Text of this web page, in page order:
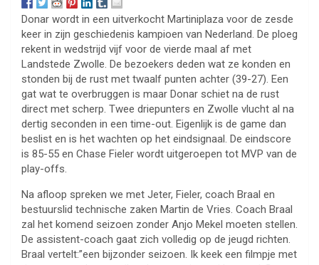
Donar wordt in een uitverkocht Martiniplaza voor de zesde
keer in zijn geschiedenis kampioen van Nederland. De ploeg
rekent in wedstrijd vijf voor de vierde maal af met
Landstede Zwolle. De bezoekers deden wat ze konden en
stonden bij de rust met twaalf punten achter (39-27). Een
gat wat te overbruggen is maar Donar schiet na de rust
direct met scherp. Twee driepunters en Zwolle vlucht al na
dertig seconden in een time-out. Eigenlijk is de game dan
beslist en is het wachten op het eindsignaal. De eindscore
is 85-55 en Chase Fieler wordt uitgeroepen tot MVP van de
play-offs.
Na afloop spreken we met Jeter, Fieler, coach Braal en
bestuurslid technische zaken Martin de Vries. Coach Braal
zal het komend seizoen zonder Anjo Mekel moeten stellen.
De assistent-coach gaat zich volledig op de jeugd richten.
Braal vertelt:”een bijzonder seizoen. Ik keek een filmpje met